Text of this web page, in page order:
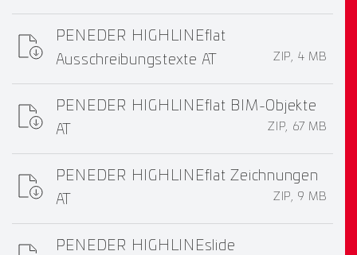
PENEDER HIGHLINEflat
Ausschreibungstexte AT
ZIP, 4 MB
PENEDER HIGHLINEflat BIM-Objekte
AT
ZIP, 67 MB
PENEDER HIGHLINEflat Zeichnungen
AT
ZIP, 9 MB
PENEDER HIGHLINEslide